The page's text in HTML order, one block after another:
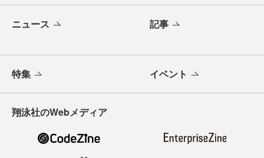
ニュース 記事
特集 イベント
翔泳社のWebメディア